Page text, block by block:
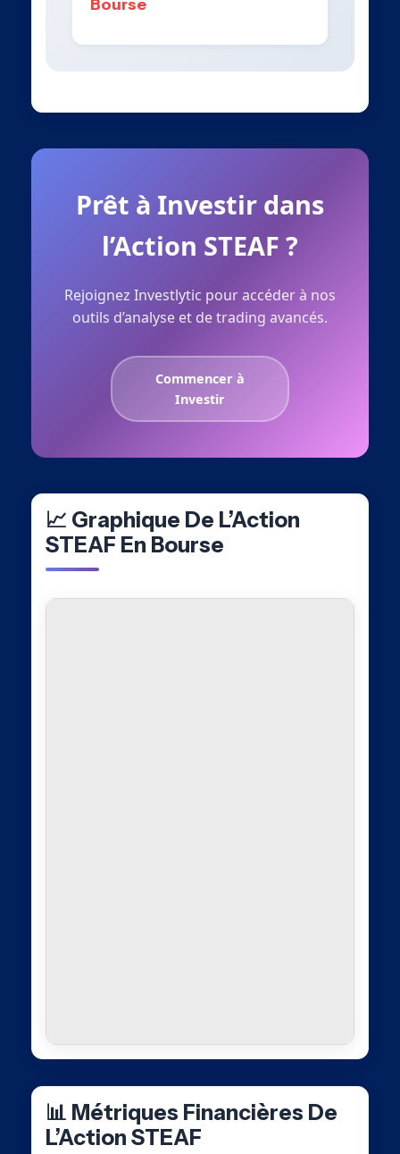
Bourse
Prêt à Investir dans
l’Action STEAF ?
Rejoignez Investlytic pour accéder à nos
outils d’analyse et de trading avancés.
Commencer à
Investir
📈 Graphique De L’Action
STEAF En Bourse
📊 Métriques Financières De
L’Action STEAF